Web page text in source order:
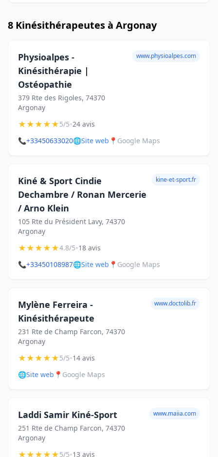
8 Kinésithérapeutes à Argonay
Physioalpes -
Kinésithérapie |
Ostéopathie
379 Rte des Rigoles, 74370
Argonay
www.physioalpes.com
★★★★★5/5•24 avis
📞+33450633020🌐Site web 📍 Google Maps
Kiné & Sport Cindie
Dechambre / Ronan Mercerie
/ Arno Klein
105 Rte du Président Lavy, 74370
Argonay
kine-et-sport.fr
★★★★★4.8/5•18 avis
📞+33450108987🌐Site web 📍 Google Maps
Mylène Ferreira -
Kinésithérapeute
231 Rte de Champ Farcon, 74370
Argonay
www.doctolib.fr
★★★★★5/5•14 avis
🌐Site web 📍 Google Maps
Laddi Samir Kiné-Sport
251 Rte de Champ Farcon, 74370
Argonay
www.maiia.com
★★★★★5/5•13 avis